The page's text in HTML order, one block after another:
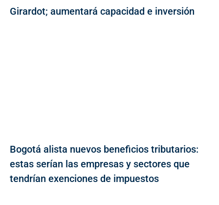
Girardot; aumentará capacidad e inversión
Bogotá alista nuevos beneficios tributarios:
estas serían las empresas y sectores que
tendrían exenciones de impuestos